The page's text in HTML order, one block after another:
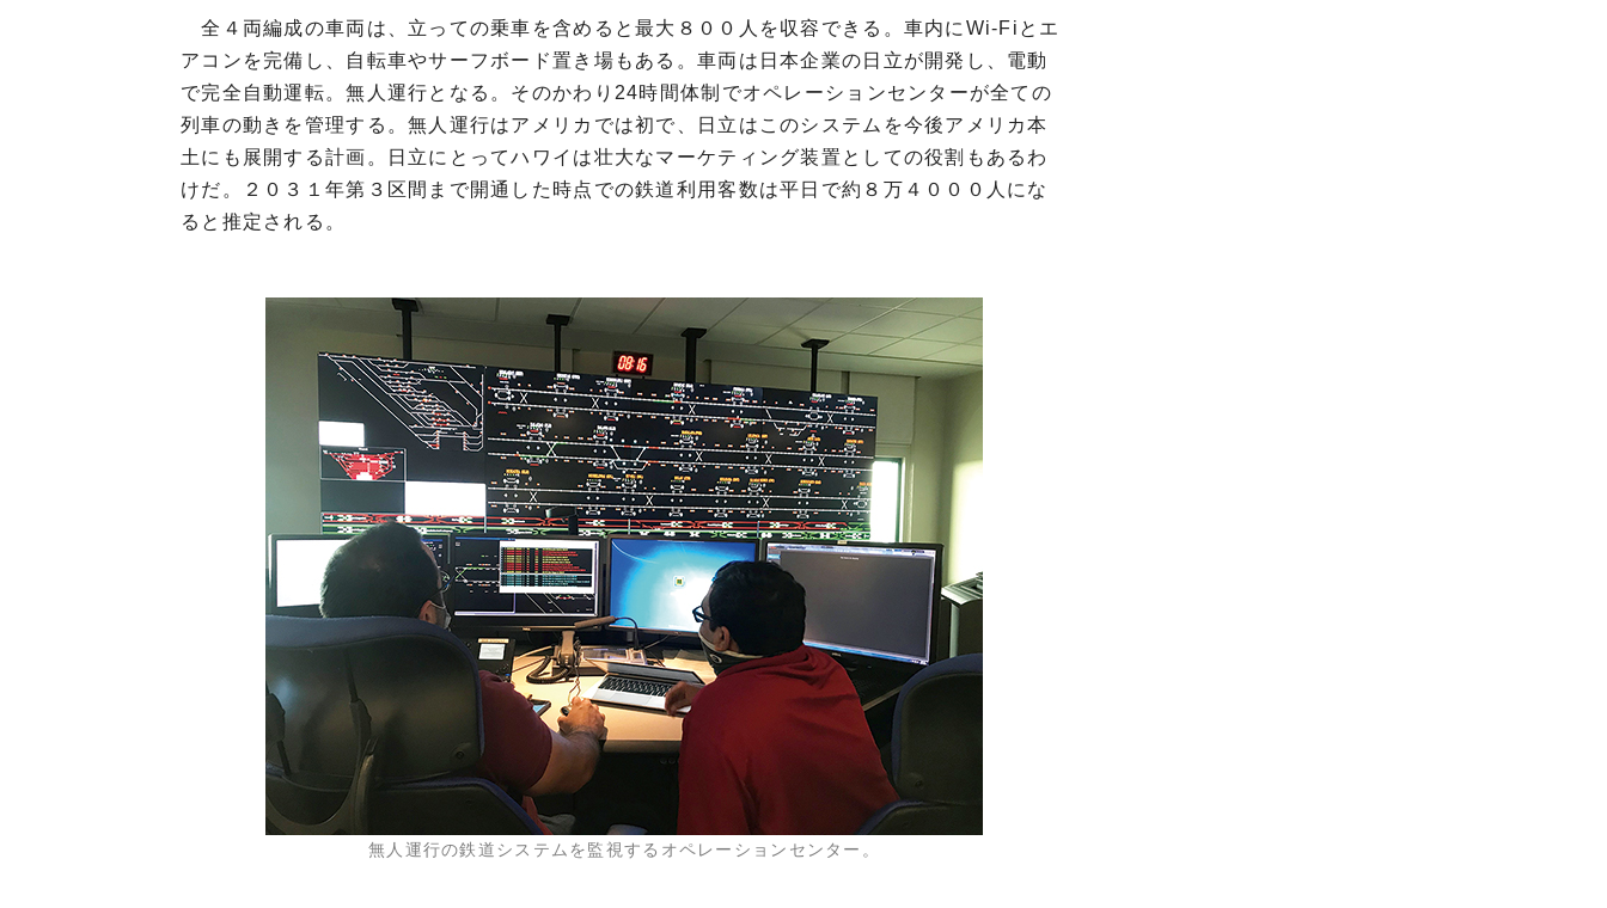
全４両編成の車両は、立っての乗車を含めると最大８００人を収容できる。車内にWi-Fiとエ
アコンを完備し、自転車やサーフボード置き場もある。車両は日本企業の日立が開発し、電動
で完全自動運転。無人運行となる。そのかわり24時間体制でオペレーションセンターが全ての
列車の動きを管理する。無人運行はアメリカでは初で、日立はこのシステムを今後アメリカ本
土にも展開する計画。日立にとってハワイは壮大なマーケティング装置としての役割もあるわ
けだ。２０３１年第３区間まで開通した時点での鉄道利用客数は平日で約８万４０００人にな
ると推定される。
無人運行の鉄道システムを監視するオペレーションセンター。